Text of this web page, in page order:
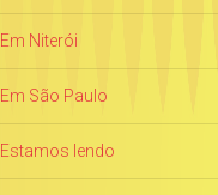
Em Niterói
Em São Paulo
Estamos lendo